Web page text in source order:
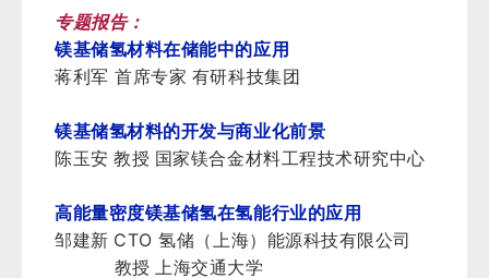
专题报告：
镁基储氢材料在储能中的应用
蒋利军 首席专家 有研科技集团
镁基储氢材料的开发与商业化前景
陈玉安 教授 国家镁合金材料工程技术研究中心
高能量密度镁基储氢在氢能行业的应用
邹建新 CTO氢储（上海）能源科技有限公司
教授 上海交通大学